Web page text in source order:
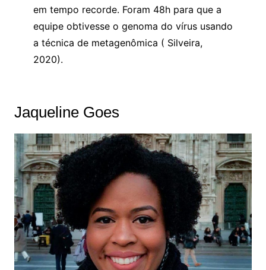
em tempo recorde. Foram 48h para que a
equipe obtivesse o genoma do vírus usando
a técnica de metagenômica ( Silveira,
2020).
Jaqueline Goes